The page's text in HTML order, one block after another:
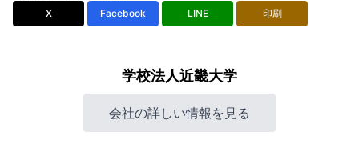
X Facebook LINE 印刷
学校法人近畿大学
会社の詳しい情報を見る